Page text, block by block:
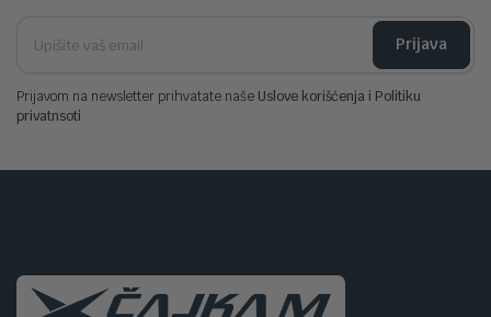
Prijava
Prijavom na newsletter prihvatate naše Uslove korišćenja i Politiku
privatnsoti